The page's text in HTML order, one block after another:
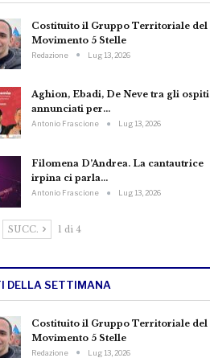
Costituito il Gruppo Territoriale del
Movimento 5 Stelle
Redazione Lug 13, 2026
Aghion, Ebadi, De Neve tra gli ospiti
annunciati per…
Antonio Frascione Lug 13, 2026
Filomena D’Andrea. La cantautrice
irpina ci parla…
Antonio Frascione Lug 13, 2026
SUCC. 1 di 4
DELLA SETTIMANA
Costituito il Gruppo Territoriale del
Movimento 5 Stelle
Redazione Lug 13, 2026